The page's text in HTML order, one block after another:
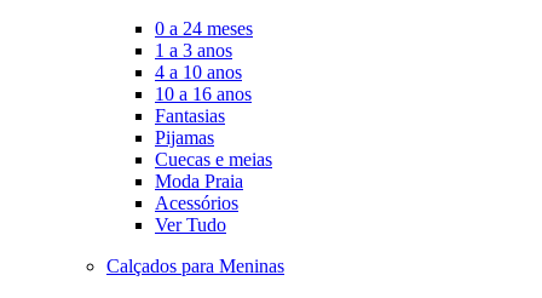
0 a 24 meses
1 a 3 anos
4 a 10 anos
10 a 16 anos
Fantasias
Pijamas
Cuecas e meias
Moda Praia
Acessórios
Ver Tudo
Calçados para Meninas